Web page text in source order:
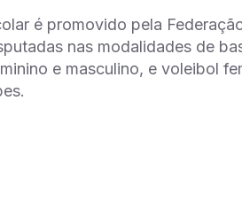
é promovido pela
nas modalidades de
e masculino, e voleibol